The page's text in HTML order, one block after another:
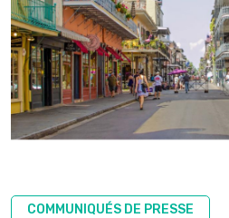
COMMUNIQUÉS DE PRESSE